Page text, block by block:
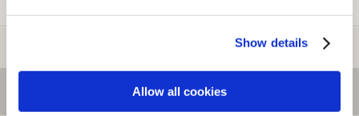
Show details
Allow all cookies